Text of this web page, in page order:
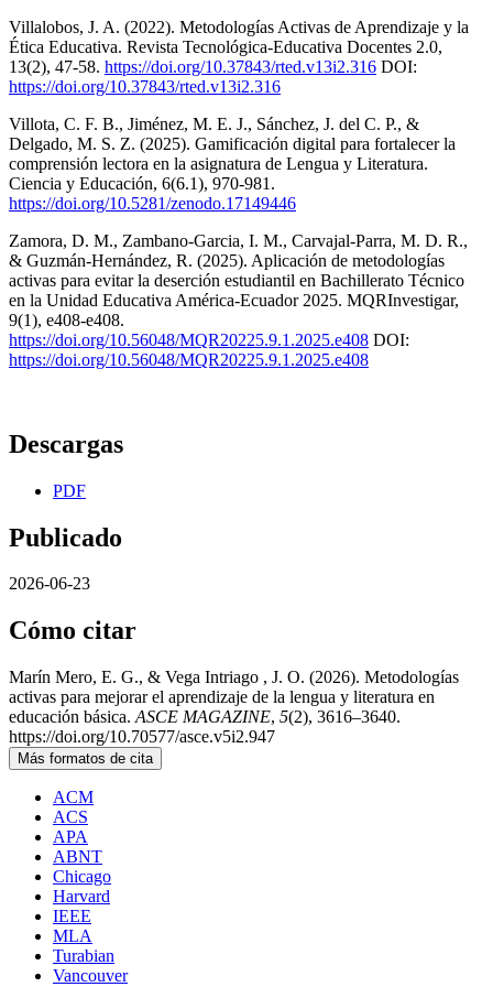
Villalobos, J. A. (2022). Metodologías Activas de Aprendizaje y la
Ética Educativa. Revista Tecnológica-Educativa Docentes 2.0,
13(2), 47-58. https://doi.org/10.37843/rted.v13i2.316 DOI:
https://doi.org/10.37843/rted.v13i2.316
Villota, C. F. B., Jiménez, M. E. J., Sánchez, J. del C. P., &
Delgado, M. S. Z. (2025). Gamificación digital para fortalecer la
comprensión lectora en la asignatura de Lengua y Literatura.
Ciencia y Educación, 6(6.1), 970-981.
https://doi.org/10.5281/zenodo.17149446
Zamora, D. M., Zambano-Garcia, I. M., Carvajal-Parra, M. D. R.,
& Guzmán-Hernández, R. (2025). Aplicación de metodologías
activas para evitar la deserción estudiantil en Bachillerato Técnico
en la Unidad Educativa América-Ecuador 2025. MQRInvestigar,
9(1), e408-e408.
https://doi.org/10.56048/MQR20225.9.1.2025.e408 DOI:
https://doi.org/10.56048/MQR20225.9.1.2025.e408
Descargas
PDF
Publicado
2026-06-23
Cómo citar
Marín Mero, E. G., & Vega Intriago , J. O. (2026). Metodologías
activas para mejorar el aprendizaje de la lengua y literatura en
educación básica. ASCE MAGAZINE, 5(2), 3616–3640.
https://doi.org/10.70577/asce.v5i2.947
Más formatos de cita
ACM
ACS
APA
ABNT
Chicago
Harvard
IEEE
MLA
Turabian
Vancouver